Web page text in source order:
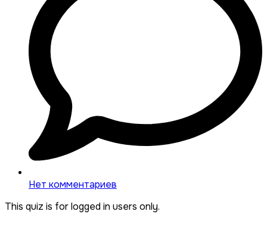
Нет комментариев
This quiz is for logged in users only.